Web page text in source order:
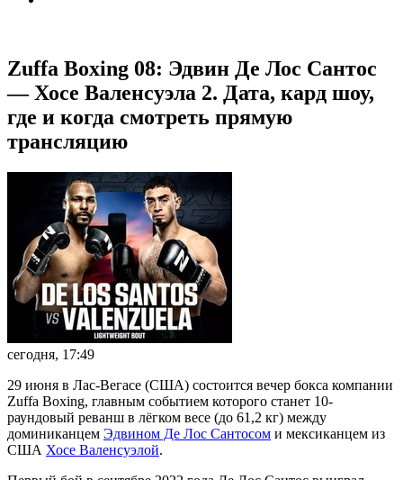
Zuffa Boxing 08: Эдвин Де Лос Сантос
— Хосе Валенсуэла 2. Дата, кард шоу,
где и когда смотреть прямую
трансляцию
сегодня, 17:49
29 июня в Лас-Вегасе (США) состоится вечер бокса компании
Zuffa Boxing, главным событием которого станет 10-
раундовый реванш в лёгком весе (до 61,2 кг) между
доминиканцем Эдвином Де Лос Сантосом и мексиканцем из
США Хосе Валенсуэлой.